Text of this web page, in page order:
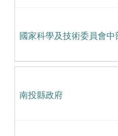
國家科學及技術委員會
南投縣政府